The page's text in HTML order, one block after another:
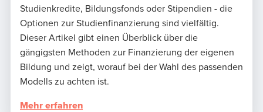
Studienkredite, Bildungsfonds oder Stipendien - die
Optionen zur Studienfinanzierung sind vielfältig.
Dieser Artikel gibt einen Überblick über die
gängigsten Methoden zur Finanzierung der eigenen
Bildung und zeigt, worauf bei der Wahl des passenden
Modells zu achten ist.
Mehr erfahren